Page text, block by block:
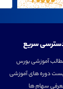
سریع
آموزشی بورس
دوره های آموزشی
سهام ها